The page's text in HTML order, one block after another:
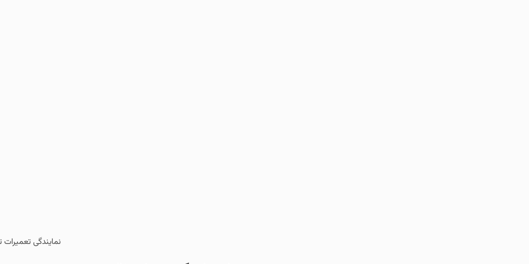
نمایندگی تعمیرات